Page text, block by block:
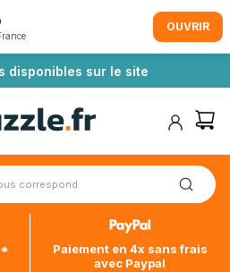
disponibles sur le site
Paiement en 4x sans frais
avec Paypal
OUVRIR